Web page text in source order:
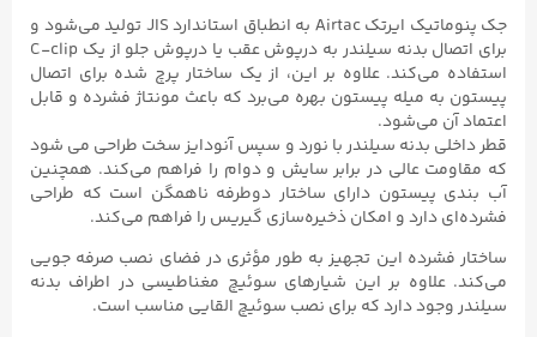
جک پنوماتیک ایرتک Airtac به انطباق استاندارد JIS تولید می‌شود و
برای اتصال بدنه سیلندر به درپوش عقب یا درپوش جلو از یک C-clip
استفاده می‌کند. علاوه بر این، از یک ساختار پرچ شده برای اتصال
پیستون به میله پیستون بهره می‌برد که باعث مونتاژ فشرده و قابل
اعتماد آن می‌شود.
قطر داخلی بدنه سیلندر با نورد و سپس آنودایز سخت طراحی می شود
که مقاومت عالی در برابر سایش و دوام را فراهم می‌کند. همچنین
آب بندی پیستون دارای ساختار دوطرفه ناهمگن است که طراحی
فشرده‌ای دارد و امکان ذخیره‌سازی گیریس را فراهم می‌کند.
ساختار فشرده این تجهیز به طور مؤثری در فضای نصب صرفه‌ جویی
می‌کند. علاوه بر این شیارهای سوئیچ مغناطیسی در اطراف بدنه
سیلندر وجود دارد که برای نصب سوئیچ القایی مناسب است.